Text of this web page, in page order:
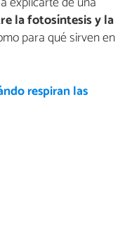
la fotosíntesis y la
para qué sirven en
respiran las